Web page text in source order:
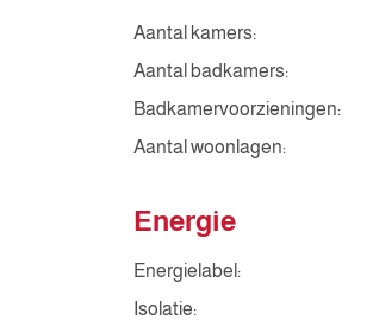
Aantal kamers:
Aantal badkamers:
Badkamervoorzieningen:
Aantal woonlagen:
Energie
Energielabel:
Isolatie: